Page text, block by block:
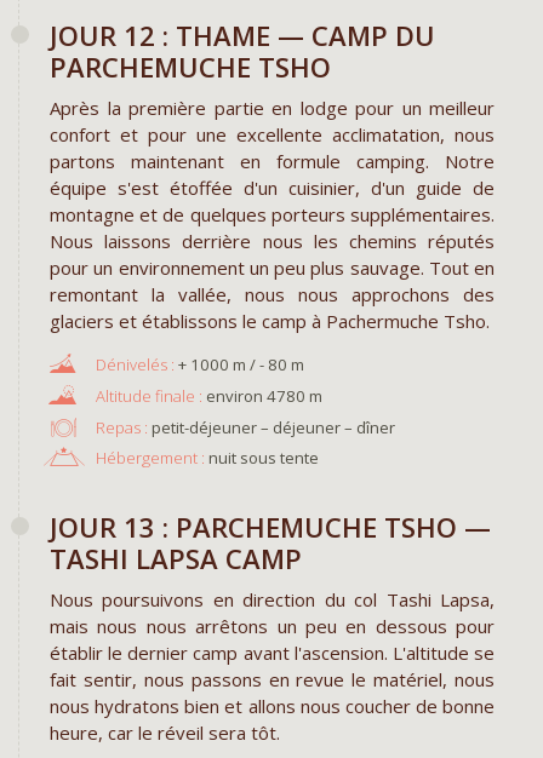
JOUR 12 : THAME — CAMP DU
PARCHEMUCHE TSHO
Après la première partie en lodge pour un meilleur
confort et pour une excellente acclimatation, nous
partons maintenant en formule camping. Notre
équipe s'est étoffée d'un cuisinier, d'un guide de
montagne et de quelques porteurs supplémentaires.
Nous laissons derrière nous les chemins réputés
pour un environnement un peu plus sauvage. Tout en
remontant la vallée, nous nous approchons des
glaciers et établissons le camp à Pachermuche Tsho.
+ 1000 m / - 80 m
environ 4780 m
Repas : petit-déjeuner – déjeuner – dîner
Hébergement : nuit sous tente
JOUR 13 : PARCHEMUCHE TSHO —
TASHI LAPSA CAMP
Nous poursuivons en direction du col Tashi Lapsa,
mais nous nous arrêtons un peu en dessous pour
établir le dernier camp avant l'ascension. L'altitude se
fait sentir, nous passons en revue le matériel, nous
nous hydratons bien et allons nous coucher de bonne
heure, car le réveil sera tôt.